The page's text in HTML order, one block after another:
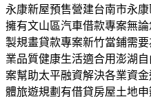
永康新屋預售營建台南市永
擁有文山區汽車借款專案無
製規畫貸款專案新竹當鋪需
業品質健康生活適合用澎湖
案幫助太平融資解決各業資
體旅遊規劃有借貸房屋土地